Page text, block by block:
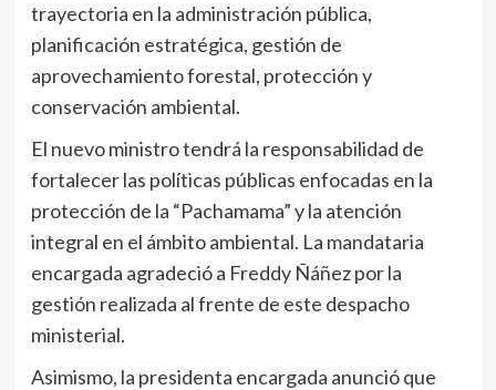
trayectoria en la administración pública,
planificación estratégica, gestión de
aprovechamiento forestal, protección y
conservación ambiental.
El nuevo ministro tendrá la responsabilidad de
fortalecer las políticas públicas enfocadas en la
protección de la “Pachamama” y la atención
integral en el ámbito ambiental. La mandataria
encargada agradeció a Freddy Ñáñez por la
gestión realizada al frente de este despacho
ministerial.
Asimismo, la presidenta encargada anunció que